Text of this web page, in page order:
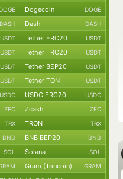
Dogecoin DOGE
DASH Dash DASH
USDT Tether ERC20 USDT
USDT Tether TRC20 USDT
USDT Tether BEP20 USDT
USDT Tether TON USDT
USDC USDC ERC20 USDC
ZEC Zcash ZEC
TRX TRON TRX
BNB BNB BEP20 BNB
SOL Solana SOL
Gram (Toncoin) GRAM